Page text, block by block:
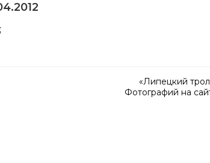
«Липецкий
Фотографий на